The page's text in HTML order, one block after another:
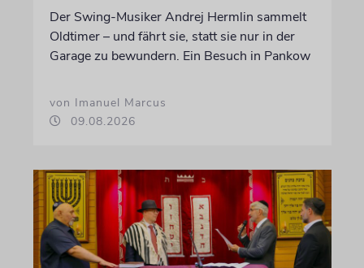
Der Swing-Musiker Andrej Hermlin sammelt
Oldtimer – und fährt sie, statt sie nur in der
Garage zu bewundern. Ein Besuch in Pankow
von Imanuel Marcus
09.08.2026